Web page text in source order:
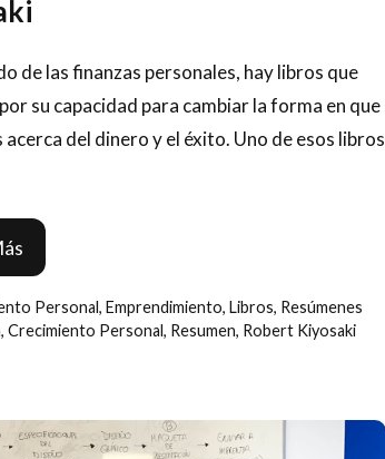
de las finanzas personales, hay libros que
su capacidad para cambiar la forma en que
acerca del dinero y el éxito. Uno de esos libros
Personal, Emprendimiento, Libros, Resúmenes
, Crecimiento Personal, Resumen, Robert Kiyosaki